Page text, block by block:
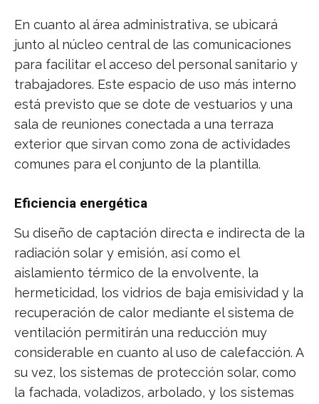
En cuanto al área administrativa, se ubicará
junto al núcleo central de las comunicaciones
para facilitar el acceso del personal sanitario y
trabajadores. Este espacio de uso más interno
está previsto que se dote de vestuarios y una
sala de reuniones conectada a una terraza
exterior que sirvan como zona de actividades
comunes para el conjunto de la plantilla.
Eficiencia energética
Su diseño de captación directa e indirecta de la
radiación solar y emisión, así como el
aislamiento térmico de la envolvente, la
hermeticidad, los vidrios de baja emisividad y la
recuperación de calor mediante el sistema de
ventilación permitirán una reducción muy
considerable en cuanto al uso de calefacción. A
su vez, los sistemas de protección solar, como
la fachada, voladizos, arbolado, y los sistemas